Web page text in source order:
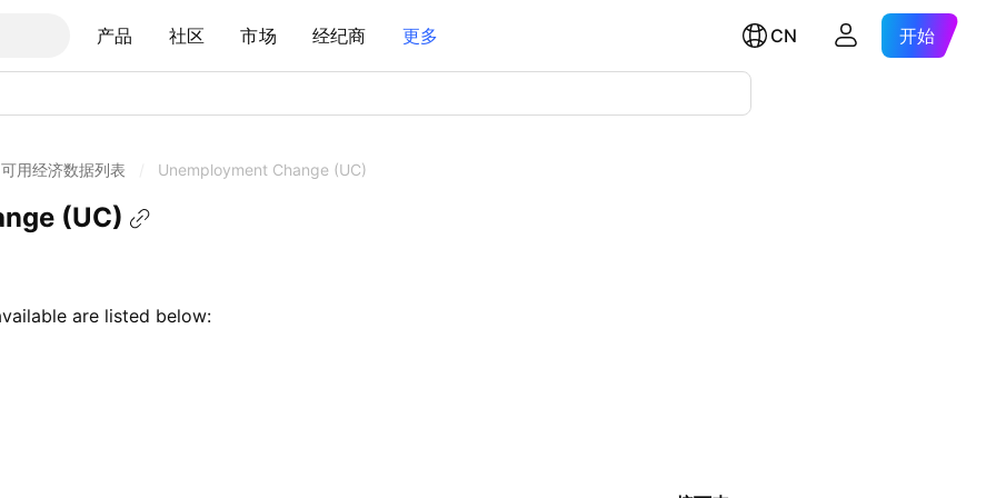
产品 社区 市场 经纪商 更多 CN 开始
可用经济数据列表 Unemployment Change (UC)
(UC)
are listed below: